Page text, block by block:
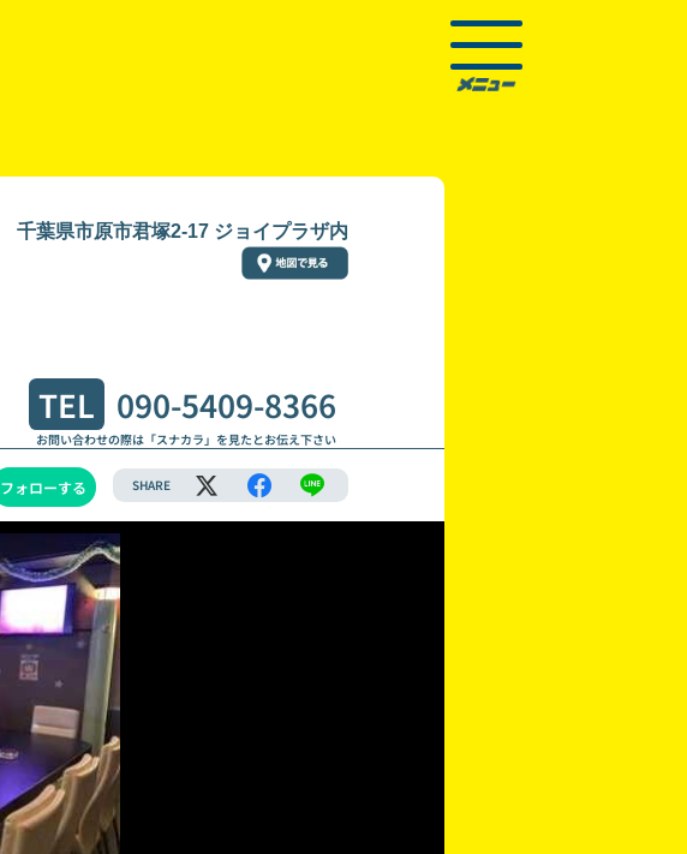
千葉県市原市君塚2-17 ジョイプラザ内
TEL 090-5409-8366
お問い合わせの際は「スナカラ」を見たとお伝え下さい
フォローする SHARE